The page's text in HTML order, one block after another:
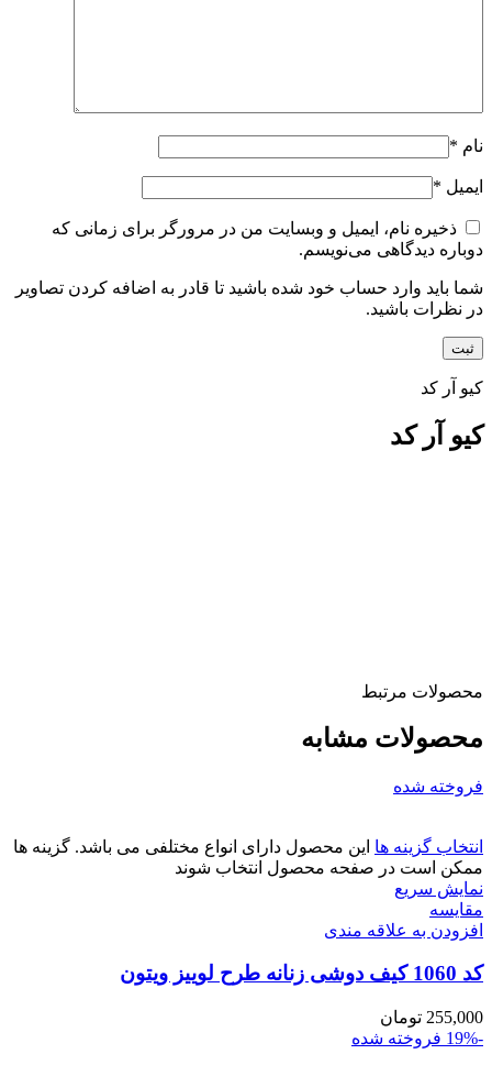
نام *
ایمیل *
ذخیره نام، ایمیل و وبسایت من در مرورگر برای زمانی که
دوباره دیدگاهی می‌نویسم.
شما باید وارد حساب خود شده باشید تا قادر به اضافه کردن تصاویر
در نظرات باشید.
کیو آر کد
کیو آر کد
محصولات مرتبط
محصولات مشابه
فروخته شده
انتخاب گزینه ها این محصول دارای انواع مختلفی می باشد. گزینه ها
ممکن است در صفحه محصول انتخاب شوند
نمایش سریع
مقايسه
افزودن به علاقه مندی
کد 1060 کیف دوشی زنانه طرح لوییز ویتون
255,000 تومان
-19%
فروخته شده